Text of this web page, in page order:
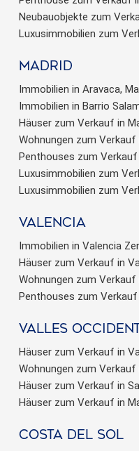
Neubauobjekte zum
Luxusimmobilien zum
Madrid
Immobilien in Aravaca,
Immobilien in Barrio
Häuser zum Verkauf in
Wohnungen zum Verkauf
Penthouses zum Verkauf
Luxusimmobilien zum
Luxusimmobilien zum
valencia
Immobilien in Valencia
Häuser zum Verkauf in
Wohnungen zum Verkauf
Penthouses zum
valles
Häuser zum Verkauf in
Wohnungen zum
Häuser zum Verkauf in
Häuser zum Verkauf in
Costa del sol